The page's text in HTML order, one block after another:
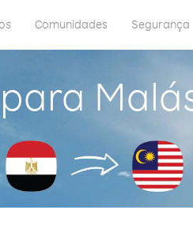
Comunidades Segurança